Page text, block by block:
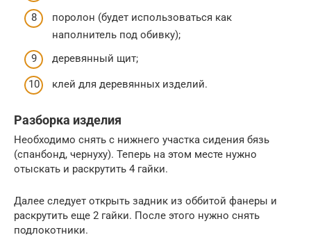
поролон (будет использоваться как
наполнитель под обивку);
деревянный щит;
клей для деревянных изделий.
Разборка изделия
Необходимо снять с нижнего участка сидения бязь
(спанбонд, чернуху). Теперь на этом месте нужно
отыскать и раскрутить 4 гайки.
Далее следует открыть задник из оббитой фанеры и
раскрутить еще 2 гайки. После этого нужно снять
подлокотники.